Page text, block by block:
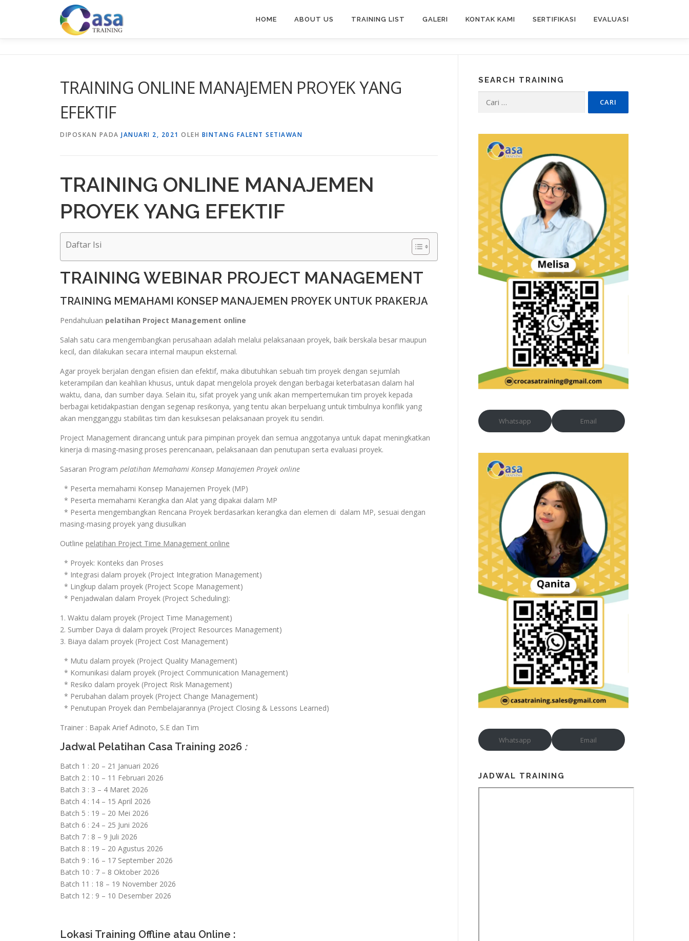
HOME ABOUT US TRAINING LIST GALERI KONTAK KAMI SERTIFIKASI EVALUASI
TRAINING ONLINE MANAJEMEN PROYEK YANG
EFEKTIF
DIPOSKAN PADA JANUARI 2, 2021 OLEH BINTANG FALENT SETIAWAN
TRAINING ONLINE MANAJEMEN
PROYEK YANG EFEKTIF
Daftar Isi
TRAINING WEBINAR PROJECT MANAGEMENT
TRAINING MEMAHAMI KONSEP MANAJEMEN PROYEK UNTUK PRAKERJA
Pendahuluan pelatihan Project Management online
Salah satu cara mengembangkan perusahaan adalah melalui pelaksanaan proyek, baik berskala besar maupun
kecil, dan dilakukan secara internal maupun eksternal.
Agar proyek berjalan dengan efisien dan efektif, maka dibutuhkan sebuah tim proyek dengan sejumlah
keterampilan dan keahlian khusus, untuk dapat mengelola proyek dengan berbagai keterbatasan dalam hal
waktu, dana, dan sumber daya. Selain itu, sifat proyek yang unik akan mempertemukan tim proyek kepada
berbagai ketidakpastian dengan segenap resikonya, yang tentu akan berpeluang untuk timbulnya konflik yang
akan mengganggu stabilitas tim dan kesuksesan pelaksanaan proyek itu sendiri.
Project Management dirancang untuk para pimpinan proyek dan semua anggotanya untuk dapat meningkatkan
kinerja di masing-masing proses perencanaan, pelaksanaan dan penutupan serta evaluasi proyek.
Sasaran Program pelatihan Memahami Konsep Manajemen Proyek online
* Peserta memahami Konsep Manajemen Proyek (MP)
* Peserta memahami Kerangka dan Alat yang dipakai dalam MP
* Peserta mengembangkan Rencana Proyek berdasarkan kerangka dan elemen di dalam MP, sesuai dengan
masing-masing proyek yang diusulkan
Outline pelatihan Project Time Management online
* Proyek: Konteks dan Proses
* Integrasi dalam proyek (Project Integration Management)
* Lingkup dalam proyek (Project Scope Management)
* Penjadwalan dalam Proyek (Project Scheduling):
1. Waktu dalam proyek (Project Time Management)
2. Sumber Daya di dalam proyek (Project Resources Management)
3. Biaya dalam proyek (Project Cost Management)
* Mutu dalam proyek (Project Quality Management)
* Komunikasi dalam proyek (Project Communication Management)
* Resiko dalam proyek (Project Risk Management)
* Perubahan dalam proyek (Project Change Management)
* Penutupan Proyek dan Pembelajarannya (Project Closing & Lessons Learned)
Trainer : Bapak Arief Adinoto, S.E dan Tim
Jadwal Pelatihan Casa Training 2026 :
Batch 1 : 20 – 21 Januari 2026
Batch 2 : 10 – 11 Februari 2026
Batch 3 : 3 – 4 Maret 2026
Batch 4 : 14 – 15 April 2026
Batch 5 : 19 – 20 Mei 2026
Batch 6 : 24 – 25 Juni 2026
Batch 7 : 8 – 9 Juli 2026
Batch 8 : 19 – 20 Agustus 2026
Batch 9 : 16 – 17 September 2026
Batch 10 : 7 – 8 Oktober 2026
Batch 11 : 18 – 19 November 2026
Batch 12 : 9 – 10 Desember 2026
Lokasi Training Offline atau Online :
SEARCH TRAINING
untuk:
Whatsapp Email
Whatsapp Email
JADWAL TRAINING